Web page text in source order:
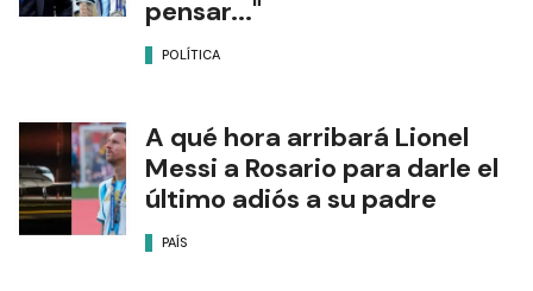
pensar..."
POLÍTICA
A qué hora arribará Lionel
Messi a Rosario para darle el
último adiós a su padre
PAÍS